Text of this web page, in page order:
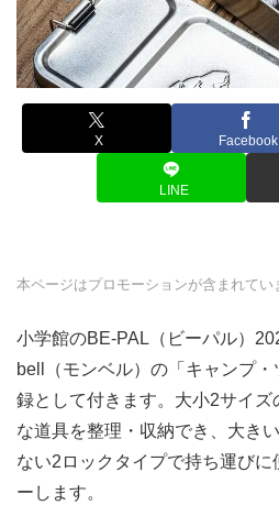
X Facebook
LINE
本ページはプロモーションが含まれてい
小学館のBE-PAL（ビーパル）
bell（モンベル）の「キャンプ
録として付きます。大小2サイズ
な道具を整理・収納でき、大き
ない2ロックタイプで持ち運び
ーします。